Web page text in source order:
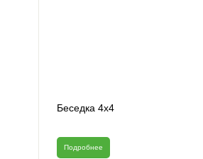
Беседка 4х4
Подробнее